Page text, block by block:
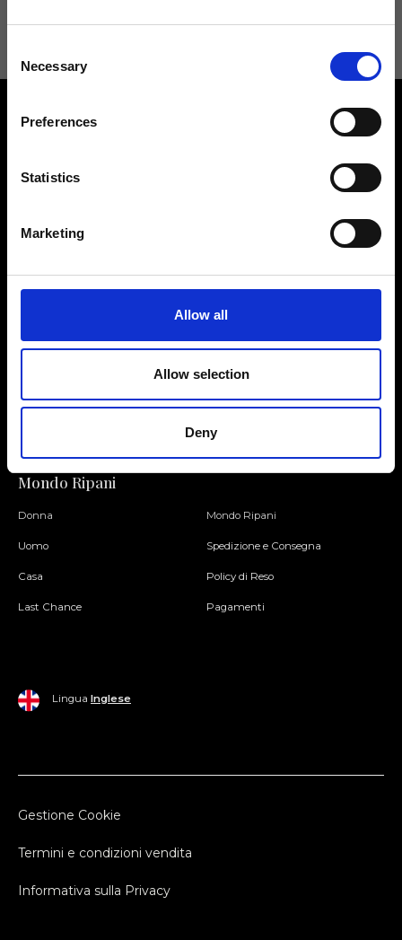
Selection
Necessary
Preferences
Statistics
Marketing
Allow all
Allow selection
Deny
Rispondiamo a tutte le tue
Mondo Ripani
Donna
Uomo
Casa
Last Chance
Mondo Ripani
Spedizione e Consegna
Policy di Reso
Pagamenti
Lingua Inglese
Gestione Cookie
Termini e condizioni vendita
Informativa sulla Privacy